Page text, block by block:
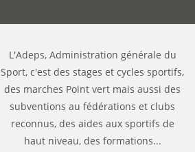
L'Adeps, Administration générale du
Sport, c'est des stages et cycles sportifs,
des marches Point vert mais aussi des
subventions au fédérations et clubs
reconnus, des aides aux sportifs de
haut niveau, des formations...